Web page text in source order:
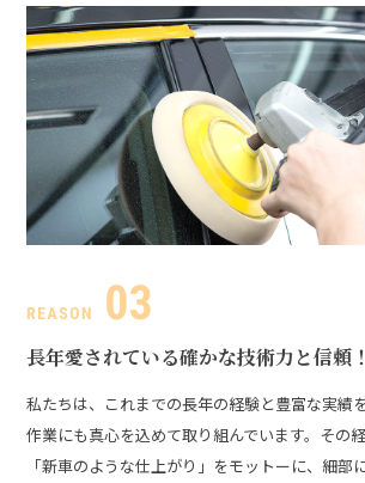
長年愛されている確かな技術力と信頼！
私たちは、これまでの長年の経験と豊富な実績
作業にも真心を込めて取り組んでいます。その
「新車のような仕上がり」をモットーに、細部